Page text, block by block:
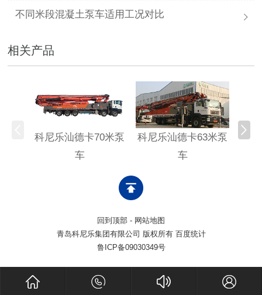
不同米段混凝土泵车适用工况对比
相关产品
科尼乐汕德卡70米泵
车
科尼乐汕德卡63米泵
车
科
回到顶部 - 网站地图
青岛科尼乐集团有限公司 版权所有 百度统计
鲁ICP备09030349号